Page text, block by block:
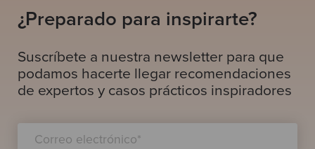
¿Preparado para inspirarte?
Suscríbete a nuestra newsletter para que
podamos hacerte llegar recomendaciones
de expertos y casos prácticos inspiradores